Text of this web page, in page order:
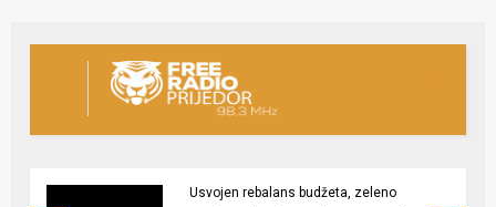
Usvojen rebalans budžeta, zeleno